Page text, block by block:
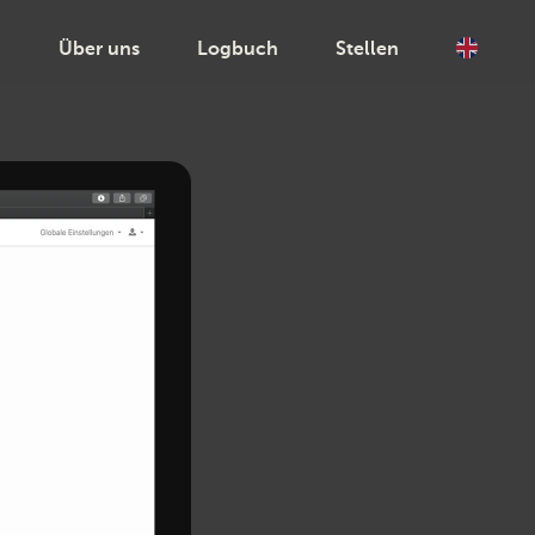
Über uns Logbuch Stellen
Applikationsentwicklung